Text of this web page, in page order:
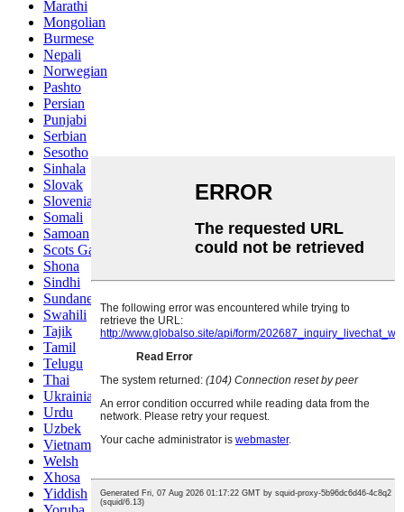
Marathi
Mongolian
Burmese
Nepali
Norwegian
Pashto
Persian
Punjabi
Serbian
Sesotho
Sinhala
Slovak
Slovenian
Somali
Samoan
Scots Gaelic
Shona
Sindhi
Sundanese
Swahili
Tajik
Tamil
Telugu
Thai
Ukrainian
Urdu
Uzbek
Vietnamese
Welsh
Xhosa
Yiddish